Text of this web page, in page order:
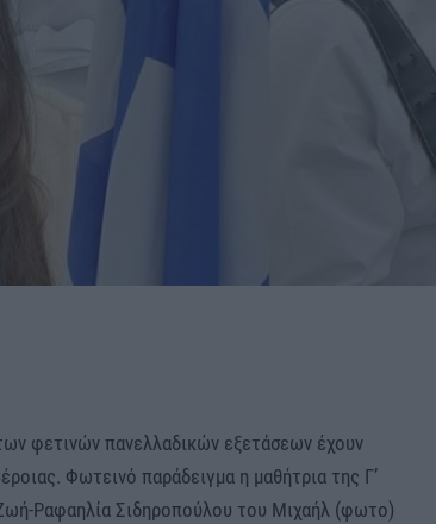
φετινών πανελλαδικών εξετάσεων έχουν
Φωτεινό παράδειγμα η μαθήτρια της Γ’
Ραφαηλία Σιδηροπούλου του Μιχαήλ (φωτο)